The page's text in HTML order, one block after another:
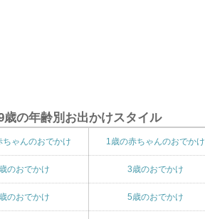
歳の年齢別お出かけスタイル
ちゃんのおでかけ 1歳の赤ちゃんのおでかけ
のおでかけ 3歳のおでかけ
のおでかけ 5歳のおでかけ